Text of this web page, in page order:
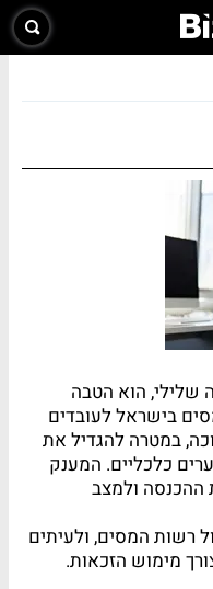
שלילי, הוא הטבה
בישראל לעובדים
במטרה להגדיל את
כלכליים. המענק
ולמצב
המסים, ולעיתים
מימוש הזכאות.